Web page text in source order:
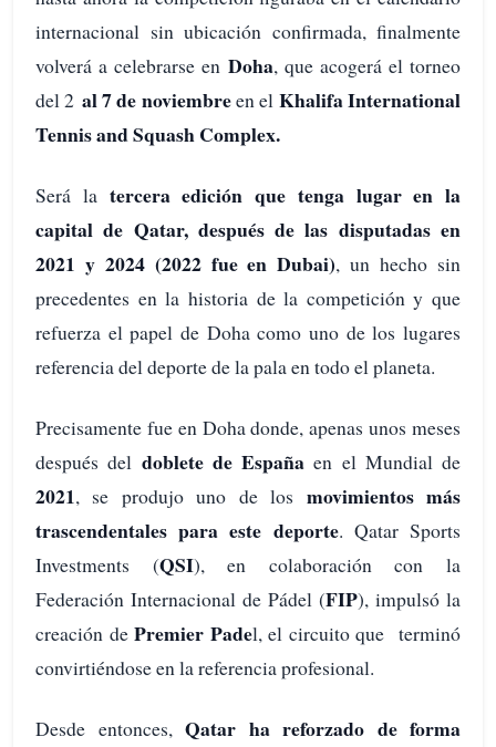
internacional sin ubicación confirmada, finalmente
volverá a celebrarse en Doha, que acogerá el torneo
del 2 al 7 de noviembreen el Khalifa International
Tennis and Squash Complex.
Será la tercera edición que tenga lugar en la
capital de Qatar, después de las disputadas en
2021 y 2024 (2022 fue en Dubai), un hecho sin
precedentes en la historia de la competición y que
refuerza el papel de Doha como uno de los lugares
referencia del deporte de la pala en todo el planeta.
Precisamente fue en Doha donde, apenas unos meses
después del doblete de Españaen el Mundial de
2021, se produjo uno de los movimientos más
trascendentales para este deporte. Qatar Sports
Investments (QSI), en colaboración con la
Federación Internacional de Pádel (FIP), impulsó la
creación de Premier Padel, el circuito que terminó
convirtiéndose en la referencia profesional.
Desde entonces, Qatar ha reforzado de forma